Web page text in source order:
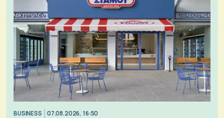
BUSINESS 07.08.2026, 16:50